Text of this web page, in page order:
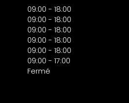
09:00 - 18:00
09:00 - 18:00
09:00 - 18:00
09:00 - 18:00
09:00 - 18:00
09:00 - 17:00
Fermé